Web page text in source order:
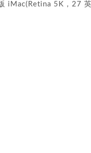
iMac‌(Retina 5K，27